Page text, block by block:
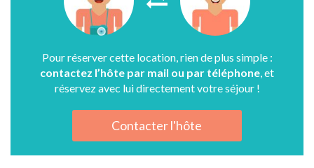
Pour réserver cette location, rien de plus simple :
contactez l’hôte par mail ou par téléphone, et
réservez avec lui directement votre séjour !
Contacter l'hôte